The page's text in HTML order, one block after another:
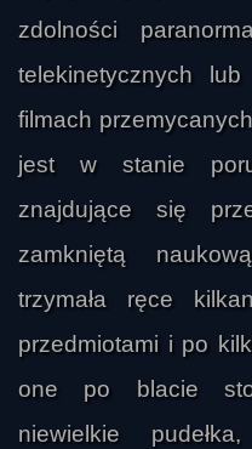
zdolności
telekinetycznych
filmach
jest w stanie
znajdujące się
zamkniętą
trzymała ręce
przedmiotami i po
one po blacie
niewielkie